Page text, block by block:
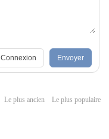
Connexion Envoyer
Le plus ancien Le plus populaire